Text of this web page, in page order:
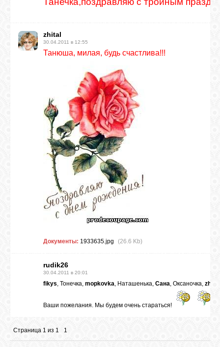
zhital
30.04.2011 в 12:55
Танюша, милая, будь счастлива!!!
Документы: 1933635.jpg (26.6 Kb)
rudik26
30.04.2011 в 20:01
fikys, Тонечка, mopkovka, Наташенька, Сана, Оксаночка, zhital
Ваши пожелания. Мы будем очень стараться!
Страница 1 из 1 1